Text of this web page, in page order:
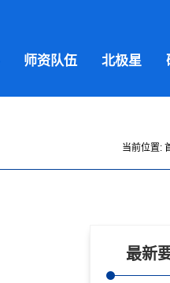
师资队伍 北极星
当前位置:
最新